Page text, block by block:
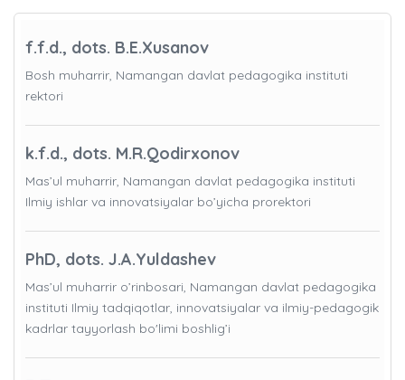
f.f.d., dots. B.E.Xusanov
Bosh muharrir, Namangan davlat pedagogika instituti
rektori
k.f.d., dots. M.R.Qodirxonov
Mas’ul muharrir, Namangan davlat pedagogika instituti
Ilmiy ishlar va innovatsiyalar bo’yicha prorektori
PhD, dots. J.A.Yuldashev
Mas’ul muharrir o’rinbosari, Namangan davlat pedagogika
instituti Ilmiy tadqiqotlar, innovatsiyalar va ilmiy-pedagogik
kadrlar tayyorlash bo'limi boshlig’i